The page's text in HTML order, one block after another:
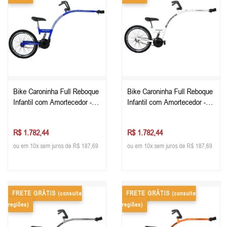
Bike Caroninha Full Reboque
Infantil com Amortecedor -
R$ 1.782,44
ou em 10x sem juros de R$ 187,69
Bike Caroninha Full Reboque
Infantil com Amortecedor -
R$ 1.782,44
ou em 10x sem juros de R$ 187,69
FRETE GRÁTIS (consulte
regiões)
FRETE GRÁTIS (consulte
regiões)